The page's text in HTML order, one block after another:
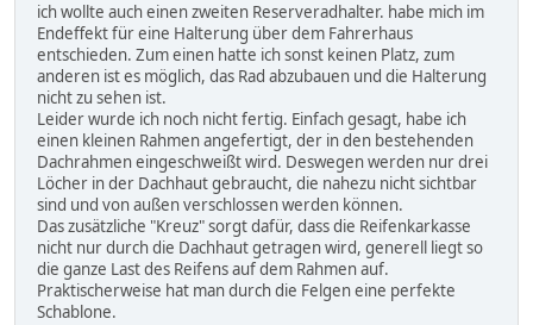
ich wollte auch einen zweiten Reserveradhalter. habe mich im
Endeffekt für eine Halterung über dem Fahrerhaus
entschieden. Zum einen hatte ich sonst keinen Platz, zum
anderen ist es möglich, das Rad abzubauen und die Halterung
nicht zu sehen ist.
Leider wurde ich noch nicht fertig. Einfach gesagt, habe ich
einen kleinen Rahmen angefertigt, der in den bestehenden
Dachrahmen eingeschweißt wird. Deswegen werden nur drei
Löcher in der Dachhaut gebraucht, die nahezu nicht sichtbar
sind und von außen verschlossen werden können.
Das zusätzliche "Kreuz" sorgt dafür, dass die Reifenkarkasse
nicht nur durch die Dachhaut getragen wird, generell liegt so
die ganze Last des Reifens auf dem Rahmen auf.
Praktischerweise hat man durch die Felgen eine perfekte
Schablone.